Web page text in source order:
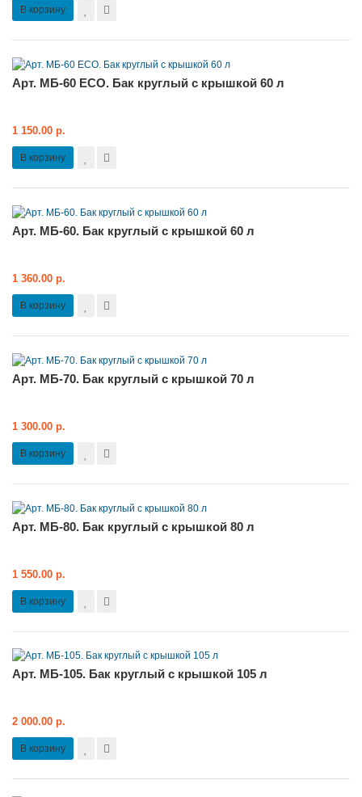
В корзину
Арт. МБ-60 ЕСО. Бак круглый с крышкой 60 л
1 150.00 р.
В корзину
Арт. МБ-60. Бак круглый с крышкой 60 л
1 360.00 р.
В корзину
Арт. МБ-70. Бак круглый с крышкой 70 л
1 300.00 р.
В корзину
Арт. МБ-80. Бак круглый с крышкой 80 л
1 550.00 р.
В корзину
Арт. МБ-105. Бак круглый с крышкой 105 л
2 000.00 р.
В корзину